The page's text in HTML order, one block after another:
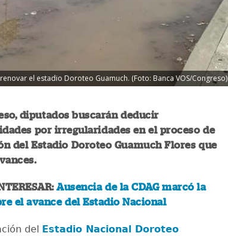
el estadio Doroteo Guamuch. (Foto: Banca VOS/Congreso)
diputados buscarán deducir
por irregularidades en el proceso de
del Estadio Doroteo Guamuch Flores que
Ausencia de la CDAG marcó la
el avance del Estadio Nacional
del Estadio Nacional Doroteo